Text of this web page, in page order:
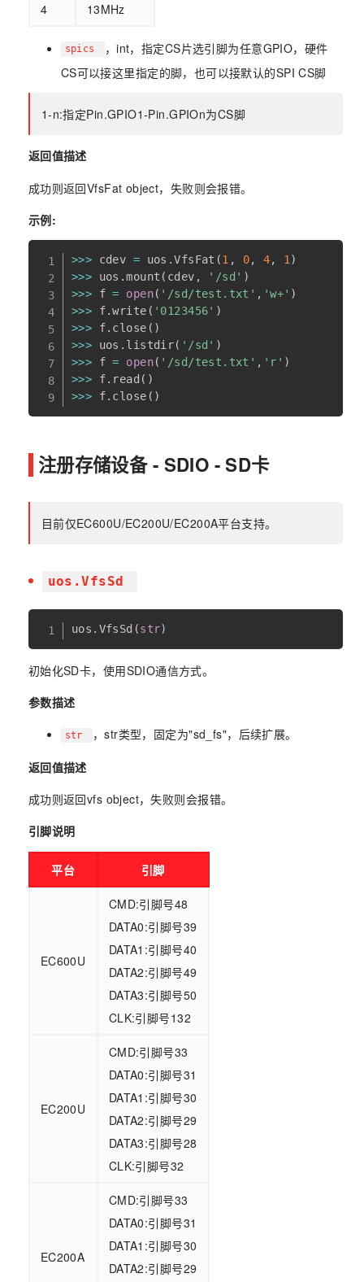
4 13MHz
spics
，int，指定CS片选引脚为任意GPIO，硬件
CS可以接这里指定的脚，也可以接默认的SPI CS脚
1-n:指定Pin.GPIO1-Pin.GPIOn为CS脚
返回值描述
成功则返回VfsFat object，失败则会报错。
示例:
>>> cdev = uos .VfsFat (1 , 0, 4, 1 )
>>> uos .mount ( cdev , '/sd' )
>>> f = open( '/sd/test.txt' , 'w+' )
>>> f.write ( '0123456' )
>>> f. close ( )
>>> uos . listdir( '/sd' )
>>> f = open( '/sd/test.txt' , 'r' )
>>> f. read ( )
>>> f. close ( )
注册存储设备 - SDIO - SD卡
目前仅EC600U/EC200U/EC200A平台支持。
uos.VfsSd
uos . VfsSd (str)
初始化SD卡，使用SDIO通信方式。
参数描述
str ，str类型，固定为"sd_fs"，后续扩展。
返回值描述
成功则返回vfs object，失败则会报错。
引脚说明
平台 引脚
EC600U
CMD:引脚号48
DATA0:引脚号39
DATA1:引脚号40
DATA2:引脚号49
DATA3:引脚号50
CLK:引脚号132
EC200U
CMD:引脚号33
DATA0:引脚号31
DATA1:引脚号30
DATA2:引脚号29
DATA3:引脚号28
CLK:引脚号32
EC200A
CMD:引脚号33
DATA0:引脚号31
DATA1:引脚号30
DATA2:引脚号29